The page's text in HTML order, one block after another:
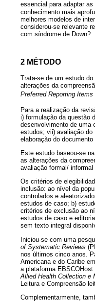
essencial para adaptar
conhecimento mais
melhores modelos de
considerou-se relevante
com síndrome de Down?
2 MÉTODO
Trata-se de um estudo
alterações da
Preferred Reporting
Para a realização da
i) formulação da questão
desenvolvimento de uma
estudos; vii) avaliação
elaboração do documento
Este estudo baseou-se
as alterações da
avaliação formal/
Os critérios de
inclusão: ao nível da
controlados e
estudos de caso; b)
critérios de exclusão ao
estudos de caso e
sem texto integral
Iniciou-se com uma
of Systematic Reviews
nos últimos cinco anos.
Americana e do Caribe
a plataforma
Allied Health Collection e
Leitura e Compreensão
Complementarmente,